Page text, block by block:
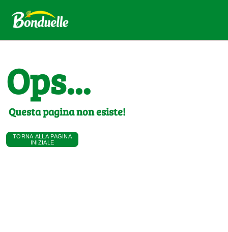
Ops...
Questa pagina non esiste!
TORNA ALLA PAGINA
INIZIALE